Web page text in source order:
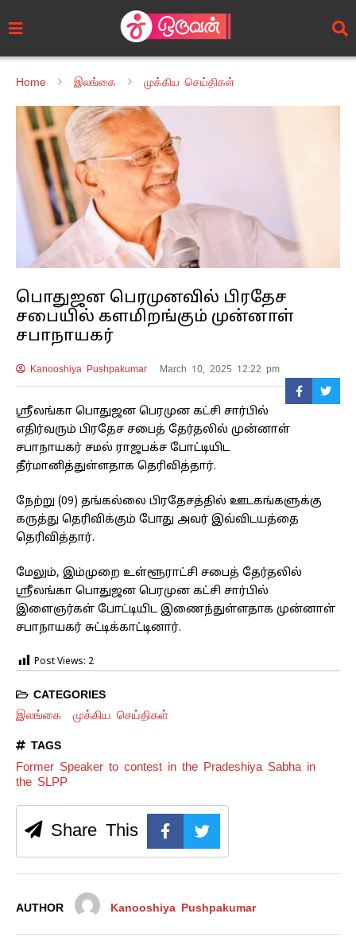
Home இலங்கை முக்கிய செய்திகள்
பொதுஜன பெரமுனவில் பிரதேச
சபையில் களமிறங்கும் முன்னாள்
சபாநாயகர்
Kanooshiya Pushpakumar March 10, 2025 12:22 pm
ஸ்ரீலங்கா பொதுஜன பெரமுன கட்சி சார்பில்
எதிர்வரும் பிரதேச சபைத் தேர்தலில் முன்னாள்
சபாநாயகர் சமல் ராஜபக்ச போட்டியிட
தீர்மானித்துள்ளதாக தெரிவித்தார்.
நேற்று (09) தங்கல்லை பிரதேசத்தில் ஊடகங்களுக்கு
கருத்து தெரிவிக்கும் போது அவர் இவ்விடயத்தை
தெரிவித்தார்.
மேலும், இம்முறை உள்ளூராட்சி சபைத் தேர்தலில்
ஸ்ரீலங்கா பொதுஜன பெரமுன கட்சி சார்பில்
இளைஞர்கள் போட்டியிட இணைந்துள்ளதாக முன்னாள்
சபாநாயகர் சுட்டிக்காட்டினார்.
Post Views: 2
CATEGORIES
இலங்கை முக்கிய செய்திகள்
TAGS
Former Speaker to contest in the Pradeshiya Sabha in
the SLPP
Share This
AUTHOR Kanooshiya Pushpakumar